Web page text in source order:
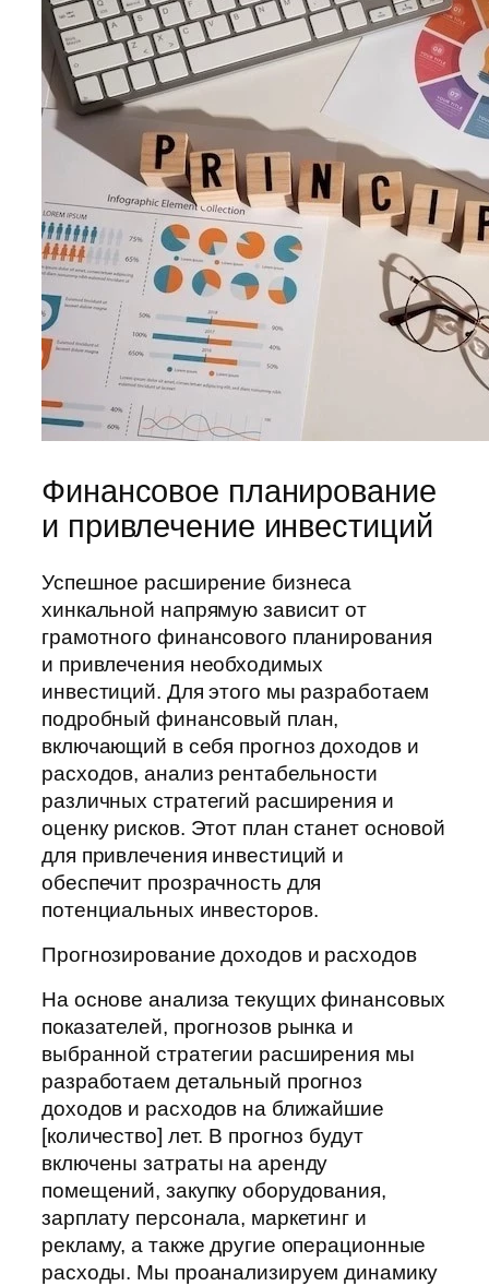
Финансовое планирование
и привлечение инвестиций
Успешное расширение бизнеса
хинкальной напрямую зависит от
грамотного финансового планирования
и привлечения необходимых
инвестиций. Для этого мы разработаем
подробный финансовый план,
включающий в себя прогноз доходов и
расходов, анализ рентабельности
различных стратегий расширения и
оценку рисков. Этот план станет основой
для привлечения инвестиций и
обеспечит прозрачность для
потенциальных инвесторов.
Прогнозирование доходов и расходов
На основе анализа текущих финансовых
показателей, прогнозов рынка и
выбранной стратегии расширения мы
разработаем детальный прогноз
доходов и расходов на ближайшие
[количество] лет. В прогноз будут
включены затраты на аренду
помещений, закупку оборудования,
зарплату персонала, маркетинг и
рекламу, а также другие операционные
расходы. Мы проанализируем динамику